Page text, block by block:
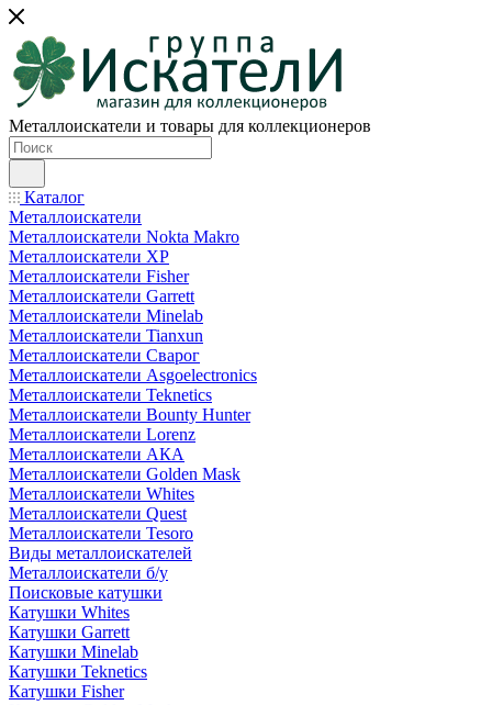
Металлоискатели и товары для коллекционеров
Каталог
Металлоискатели
Металлоискатели Nokta Makro
Металлоискатели XP
Металлоискатели Fisher
Металлоискатели Garrett
Металлоискатели Minelab
Металлоискатели Tianxun
Металлоискатели Сварог
Металлоискатели Asgoelectronics
Металлоискатели Teknetics
Металлоискатели Bounty Hunter
Металлоискатели Lorenz
Металлоискатели АКА
Металлоискатели Golden Mask
Металлоискатели Whites
Металлоискатели Quest
Металлоискатели Tesoro
Виды металлоискателей
Металлоискатели б/у
Поисковые катушки
Катушки Whites
Катушки Garrett
Катушки Minelab
Катушки Teknetics
Катушки Fisher